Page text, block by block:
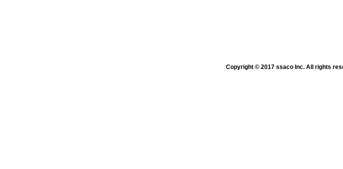
Copyright © 2017 ssaco Inc. All rights